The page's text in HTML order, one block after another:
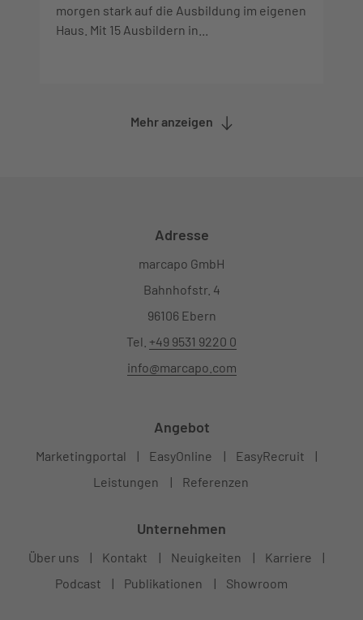
morgen stark auf die Ausbildung im eigenen
Haus. Mit 15 Ausbildern in...
Mehr anzeigen
Adresse
marcapo GmbH
Bahnhofstr. 4
96106 Ebern
Tel. +49 9531 9220 0
info@marcapo.com
Angebot
Marketingportal EasyOnline
EasyRecruit
Leistungen
Referenzen
Unternehmen
Über uns Kontakt Neuigkeiten
Karriere
Podcast
Publikationen Showroom